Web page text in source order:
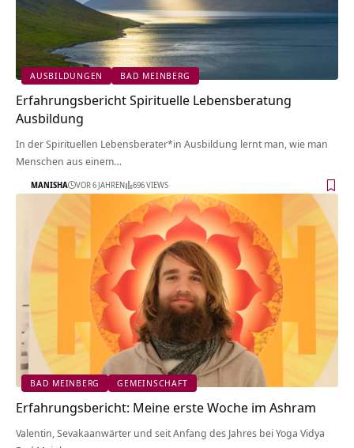
AUSBILDUNGEN BAD MEINBERG
Erfahrungsbericht Spirituelle Lebensberatung
Ausbildung
In der Spirituellen Lebensberater*in Ausbildung lernt man, wie man
Menschen aus einem…
MANISHA VOR 6 JAHREN 696 VIEWS
BAD MEINBERG GEMEINSCHAFT
Erfahrungsbericht: Meine erste Woche im Ashram
Valentin, Sevakaanwärter und seit Anfang des Jahres bei Yoga Vidya